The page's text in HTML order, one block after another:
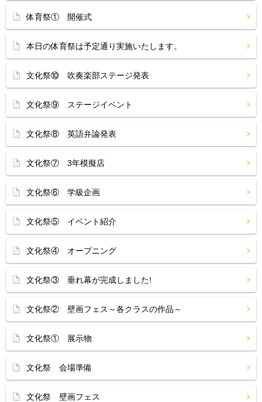
体育祭① 開催式
本日の体育祭は予定通り実施いたします。
文化祭⑩ 吹奏楽部ステージ発表
文化祭⑨ ステージイベント
文化祭⑧ 英語弁論発表
文化祭⑦ 3年模擬店
文化祭⑥ 学級企画
文化祭⑤ イベント紹介
文化祭④ オープニング
文化祭③ 垂れ幕が完成しました!
文化祭② 壁画フェス～各クラスの作品～
文化祭① 展示物
文化祭 会場準備
文化祭 壁画フェス